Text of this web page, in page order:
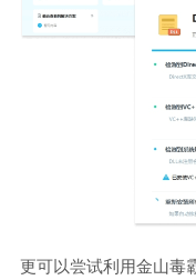
更可以尝试利用金山毒